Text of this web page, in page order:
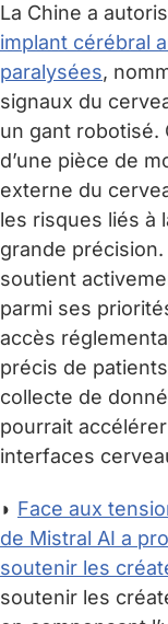
La Chine a
implant cérébral
paralysées,
signaux du
un gant robotisé.
d’une pièce de
externe du
les risques liés à
grande
soutient
parmi ses
accès
précis de
collecte de
pourrait
interfaces
◗ Face aux
de Mistral AI a
soutenir les
soutenir les